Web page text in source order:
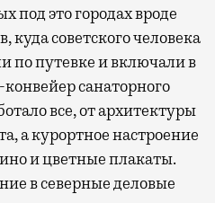
под это городах вроде
куда советского человека
по путевке и включали в
санаторного
все, от архитектуры
а курортное настроение
и цветные плакаты.
в северные деловые